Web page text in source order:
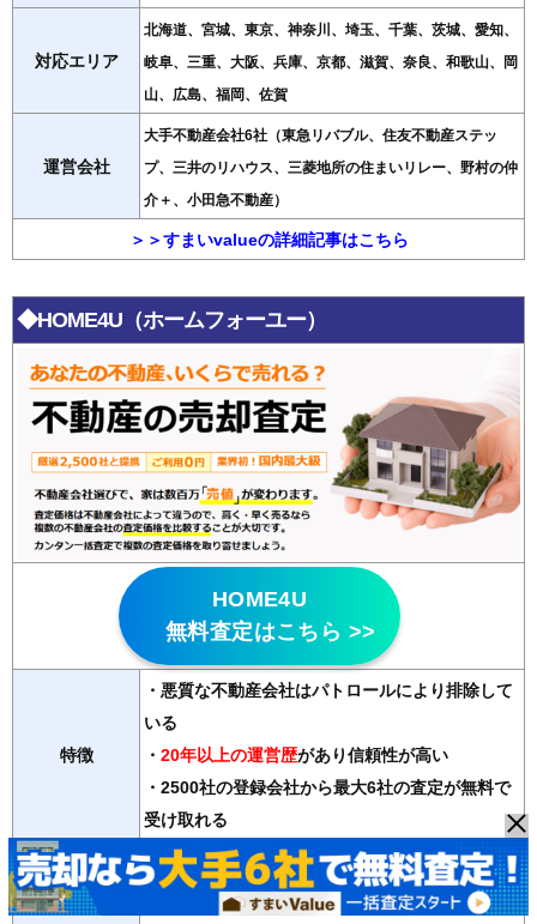
対応エリア
北海道、宮城、東京、神奈川、埼玉、千葉、茨城、愛知、
岐阜、三重、大阪、兵庫、京都、滋賀、奈良、和歌山、岡
山、広島、福岡、佐賀
運営会社
大手不動産会社6社（東急リバブル、住友不動産ステッ
プ、三井のリハウス、三菱地所の住まいリレー、野村の仲
介＋、小田急不動産）
＞＞すまいvalueの詳細記事はこちら
◆HOME4U（ホームフォーユー）
HOME4U
無料査定はこちら >>
特徴
・悪質な不動産会社はパトロールにより排除して
いる
・ 20年以上の運営歴があり信頼性が高い
・2500社の登録会社から最大6社の査定が無料で
受け取れる
対応物件
マンション、戸建て、土地、ビル、アパート、店舗・事務